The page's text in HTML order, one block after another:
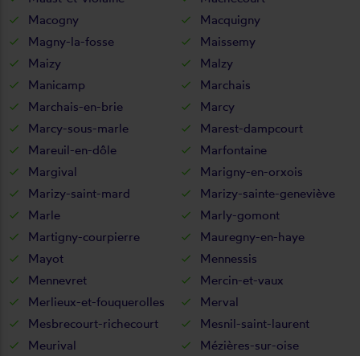
Macogny
Macquigny
Magny-la-fosse
Maissemy
Maizy
Malzy
Manicamp
Marchais
Marchais-en-brie
Marcy
Marcy-sous-marle
Marest-dampcourt
Mareuil-en-dôle
Marfontaine
Margival
Marigny-en-orxois
Marizy-saint-mard
Marizy-sainte-geneviève
Marle
Marly-gomont
Martigny-courpierre
Mauregny-en-haye
Mayot
Mennessis
Mennevret
Mercin-et-vaux
Merlieux-et-fouquerolles
Merval
Mesbrecourt-richecourt
Mesnil-saint-laurent
Meurival
Mézières-sur-oise